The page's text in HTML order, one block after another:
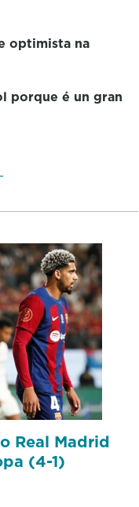
optimista na
porque é un gran
Real Madrid
(4-1)